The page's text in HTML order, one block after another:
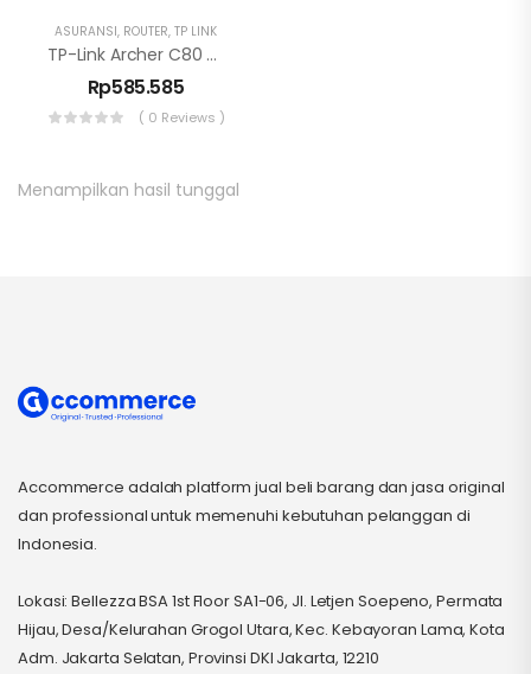
ASURANSI, ROUTER, TP LINK
TP-Link Archer C80 – Wi-Fi Router AC1900
Rp585.585
( 0 Reviews )
Menampilkan hasil tunggal
Accommerce adalah platform jual beli barang dan jasa original
dan professional untuk memenuhi kebutuhan pelanggan di
Indonesia.
Lokasi: Bellezza BSA 1st Floor SA1-06, Jl. Letjen Soepeno, Permata
Hijau, Desa/Kelurahan Grogol Utara, Kec. Kebayoran Lama, Kota
Adm. Jakarta Selatan, Provinsi DKI Jakarta, 12210